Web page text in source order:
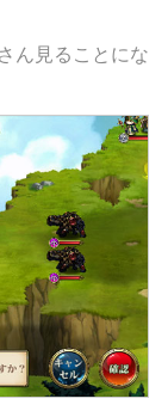
ん見ることにな